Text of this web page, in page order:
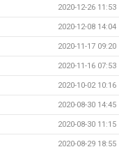
2020-12-26 11:53
2020-12-08 14:04
2020-11-17 09:20
2020-11-16 07:53
2020-10-02 10:16
2020-08-30 14:45
2020-08-30 11:15
2020-08-29 18:55